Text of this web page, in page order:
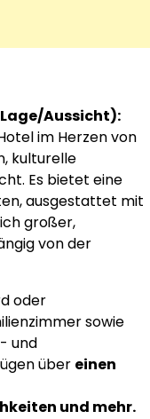
Aussicht):
im Herzen von
kulturelle
Es bietet eine
ausgestattet mit
großer,
von der
oder
sowie
und
über einen
und mehr.